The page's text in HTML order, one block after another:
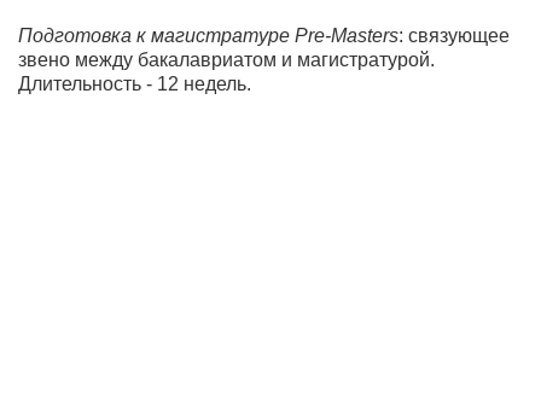
Подготовка к магистратуре Pre-Masters: связующее
звено между бакалавриатом и магистратурой.
Длительность - 12 недель.